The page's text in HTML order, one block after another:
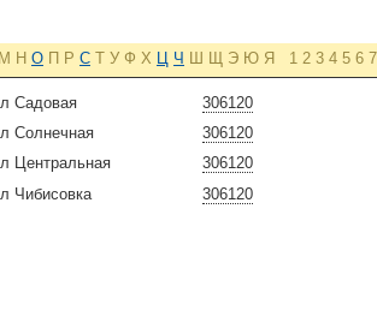
М Н О П Р С Т У Ф Х Ц Ч Ш Щ Э Ю Я 1 2 3 4 5 6 7
306120
Садовая
306120
Солнечная
306120
Центральная
306120
Чибисовка